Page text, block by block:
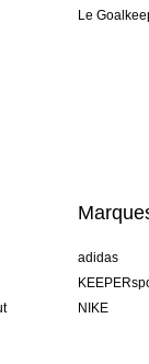
Le
adidas
NIKE